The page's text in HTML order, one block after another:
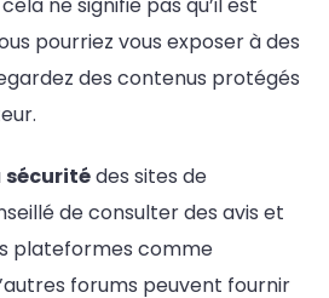
pourriez vous exposer à des
des contenus protégés
sécuritédes sites de
de consulter des avis et
plateformes comme
forums peuvent fournir